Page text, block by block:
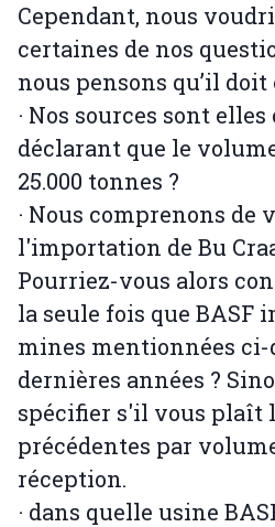
Cependant, nous
certaines de nos
nous pensons qu’il
· Nos sources sont
déclarant que le
25.000 tonnes ?
· Nous comprenons de
l'importation de Bu
Pourriez-vous alors
la seule fois que BASF
mines mentionnées ci-
dernières années ?
spécifier s'il vous plaît
précédentes par
réception.
· dans quelle usine